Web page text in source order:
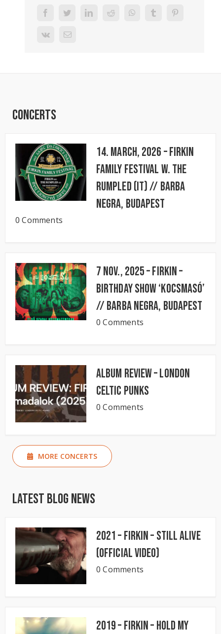
Concerts
14. March, 2026 – FIRKIN
FAMILY FESTIVAL w. The
Rumpled (IT) // BARBA
NEGRA, Budapest
0 Comments
7 Nov., 2025 – FIRKIN –
Birthday Show ‘KocsmaSó’
// BARBA NEGRA, Budapest
0 Comments
Album Review – London
Celtic Punks
0 Comments
MORE CONCERTS
Latest Blog News
2021 – Firkin – Still Alive
(Official Video)
0 Comments
2019 – Firkin – Hold My